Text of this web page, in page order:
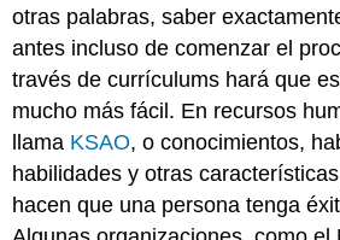
otras palabras, saber
antes incluso de comenzar el
través de currículums hará que
mucho más fácil. En recursos
llama KSAO, o conocimientos,
habilidades y otras
hacen que una persona tenga